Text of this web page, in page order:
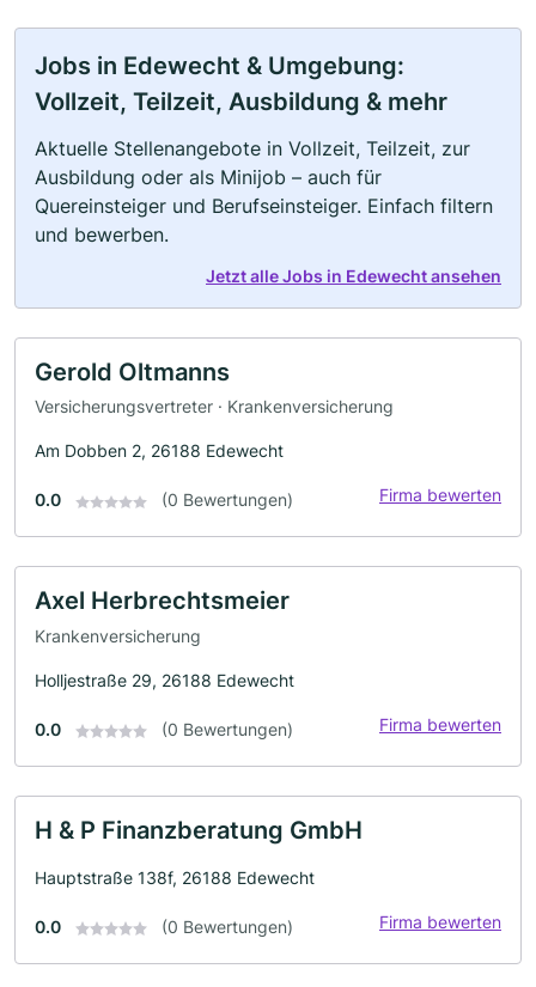
Jobs in Edewecht & Umgebung:
Vollzeit, Teilzeit, Ausbildung & mehr
Aktuelle Stellenangebote in Vollzeit, Teilzeit, zur
Ausbildung oder als Minijob – auch für
Quereinsteiger und Berufseinsteiger. Einfach filtern
und bewerben.
Jetzt alle Jobs in Edewecht ansehen
Gerold Oltmanns
Versicherungsvertreter · Krankenversicherung
Am Dobben 2, 26188 Edewecht
0.0 (0 Bewertungen) Firma bewerten
Axel Herbrechtsmeier
Krankenversicherung
Holljestraße 29, 26188 Edewecht
0.0 (0 Bewertungen) Firma bewerten
H & P Finanzberatung GmbH
Hauptstraße 138f, 26188 Edewecht
0.0 (0 Bewertungen) Firma bewerten